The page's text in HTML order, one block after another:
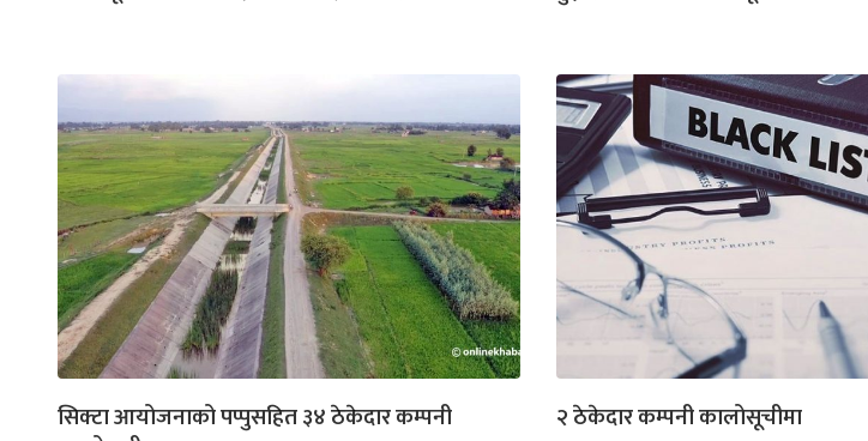
सिक्टा आयोजनाको पप्पुसहित ३४ ठेकेदार कम्पनी
२ ठेकेदार कम्पनी कालोसूचीमा